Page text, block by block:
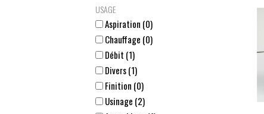
USAGE
Aspiration (0)
Chauffage (0)
Débit (1)
Divers (1)
Finition (0)
Usinage (2)